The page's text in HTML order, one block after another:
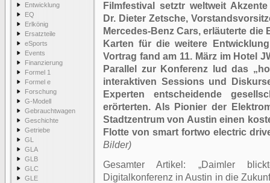
Entwicklung
EQ
Erlkönig
Ersatzteile
eSports
Events
Finanzierung
Formel 1
Formel e
Forschung
G-Modell
Gebrauchtwagen
Geschichte
Getriebe
GL
GLA
GLB
GLC
GLE
Filmfestival setztr weltweit
Dr. Dieter Zetsche,
Mercedes-Benz Cars, erläuterte
Karten für die weitere
Vortrag fand am 11. März im Hotel
Parallel zur Konferenz lud das
interaktiven Sessions und
Experten entscheidende
erörterten. Als Pionier der
Stadtzentrum von Austin einen
Flotte von smart fortwo electric
Bilder)
Gesamter Artikel:
Daimler
Digitalkonferenz in Austin in die